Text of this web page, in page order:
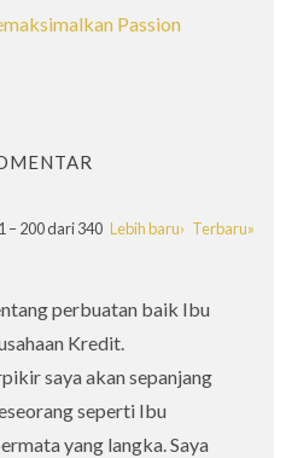
Passion
1 – 200 dari 340 Lebih baru› Terbaru»
perbuatan baik Ibu
Kredit.
saya akan sepanjang
seperti Ibu
yang langka. Saya